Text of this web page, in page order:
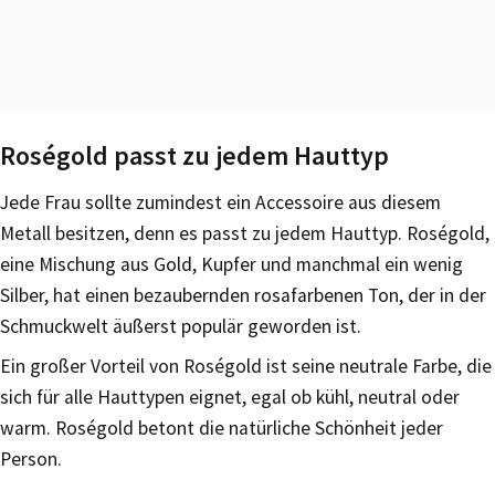
Roségold passt zu jedem Hauttyp
Jede Frau sollte zumindest ein Accessoire aus diesem
Metall besitzen, denn es passt zu jedem Hauttyp. Roségold,
eine Mischung aus Gold, Kupfer und manchmal ein wenig
Silber, hat einen bezaubernden rosafarbenen Ton, der in der
Schmuckwelt äußerst populär geworden ist.
Ein großer Vorteil von Roségold ist seine neutrale Farbe, die
sich für alle Hauttypen eignet, egal ob kühl, neutral oder
warm. Roségold betont die natürliche Schönheit jeder
Person.